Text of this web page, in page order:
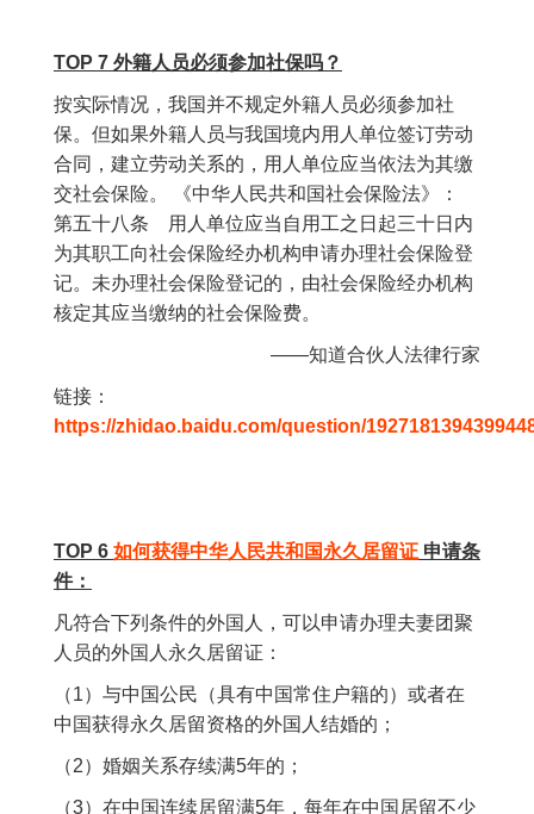
TOP 7 外籍人员必须参加社保吗？
按实际情况，我国并不规定外籍人员必须参加社
保。但如果外籍人员与我国境内用人单位签订劳动
合同，建立劳动关系的，用人单位应当依法为其缴
交社会保险。 《中华人民共和国社会保险法》：
第五十八条 用人单位应当自用工之日起三十日内
为其职工向社会保险经办机构申请办理社会保险登
记。未办理社会保险登记的，由社会保险经办机构
核定其应当缴纳的社会保险费。
——知道合伙人法律行家
链接：
https://zhidao.baidu.com/question/
TOP 6 如何获得中华人民共和国永久居留证 申请条
件：
凡符合下列条件的外国人，可以申请办理夫妻团聚
人员的外国人永久居留证：
（1）与中国公民（具有中国常住户籍的）或者在
中国获得永久居留资格的外国人结婚的；
（2）婚姻关系存续满5年的；
（3）在中国连续居留满5年，每年在中国居留不少